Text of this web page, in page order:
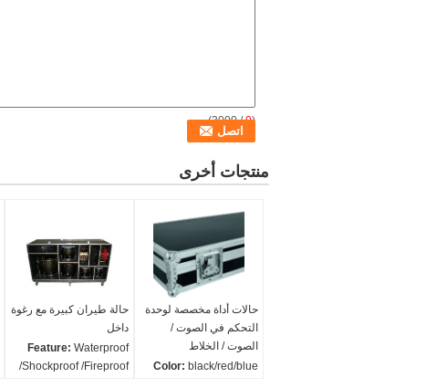
(
0
/ 3000)
منتجات أخرى
حالة طيران كبيرة مع رغوة
داخل
Feature: Waterproof
/Shockproof /Fireproof
حالات أداة مخصصة لوحدة
التحكم في الصوت /
الصوت / الخلاط
Color: black/red/blue